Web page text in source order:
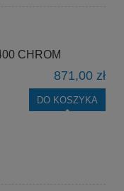
CHROM
871,00 zł
DO KOSZYKA